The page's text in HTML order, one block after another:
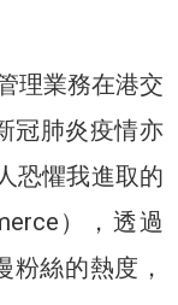
理業務在港交
冠肺炎疫情亦
恐懼我進取的
），透過
粉絲的熱度，